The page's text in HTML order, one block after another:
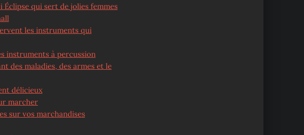
qui sert de jolies femmes
les instruments qui
instruments à percussion
des maladies, des armes et le
délicieux
marcher
sur vos marchandises